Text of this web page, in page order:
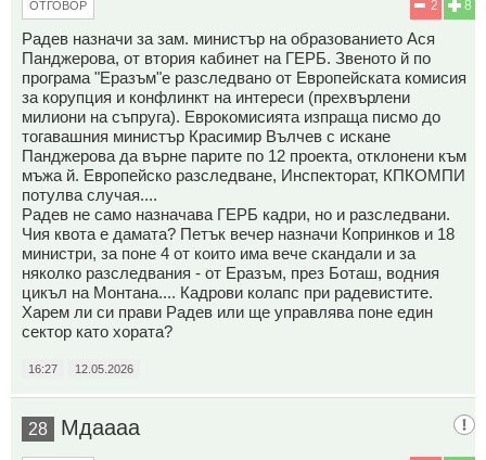
8
2
ОТГОВОР
Радев назначи за зам. министър на образованието Ася
Панджерова, от втория кабинет на ГЕРБ. Звеното й по
програма "Еразъм"е разследвано от Европейската комисия
за корупция и конфлинкт на интереси (прехвърлени
милиони на съпруга). Еврокомисията изпраща писмо до
тогавашния министър Красимир Вълчев с искане
Панджерова да върне парите по 12 проекта, отклонени към
мъжа й. Европейско разследване, Инспекторат, КПКОМПИ
потулва случая....
Радев не само назначава ГЕРБ кадри, но и разследвани.
Чия квота е дамата? Петък вечер назначи Копринков и 18
министри, за поне 4 от които има вече скандали и за
няколко разследвания - от Еразъм, през Боташ, водния
цикъл на Монтана.... Кадрови колапс при радевистите.
Харем ли си прави Радев или ще управлява поне един
сектор като хората?
16:27 12.05.2026
28 Мдаааа